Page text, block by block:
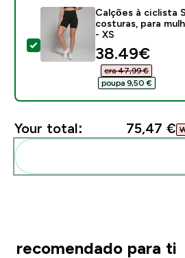
Select this product -
Calções à ciclista
costuras, para
- XS
discounted
38.49€‎
era 47,99 €‎
poupa 9,50 €‎
Your total: 75,47 €‎
recomendado para ti